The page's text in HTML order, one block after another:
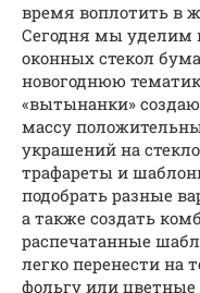
время воплотить в
Сегодня мы
оконных стекол
новогоднюю
«вытынанки»
массу
украшений на
трафареты и
подобрать разные
а также создать
распечатанные
легко перенести на
фольгу или цветные